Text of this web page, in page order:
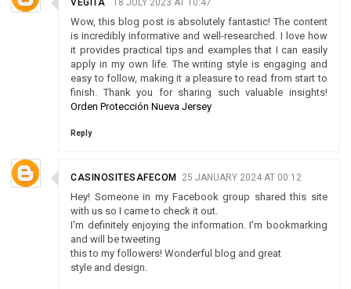
VEGITA 18 JULY 2023 AT 10:47
Wow, this blog post is absolutely fantastic! The content
is incredibly informative and well-researched. I love how
it provides practical tips and examples that I can easily
apply in my own life. The writing style is engaging and
easy to follow, making it a pleasure to read from start to
finish. Thank you for sharing such valuable insights!
Orden Protección Nueva Jersey
Reply
CASINOSITESAFECOM 25 JANUARY 2024 AT 00:12
Hey! Someone in my Facebook group shared this site
with us so I came to check it out.
I'm definitely enjoying the information. I'm bookmarking
and will be tweeting
this to my followers! Wonderful blog and great
style and design.